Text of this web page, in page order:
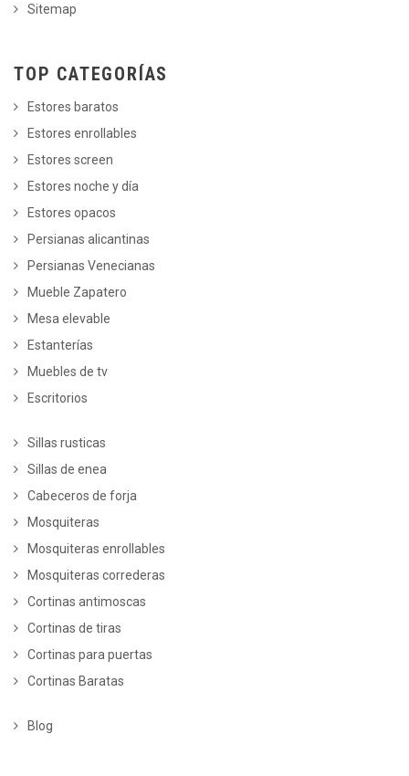
Sitemap
TOP CATEGORÍAS
Estores baratos
Estores enrollables
Estores screen
Estores noche y día
Estores opacos
Persianas alicantinas
Persianas Venecianas
Mueble Zapatero
Mesa elevable
Estanterías
Muebles de tv
Escritorios
Sillas rusticas
Sillas de enea
Cabeceros de forja
Mosquiteras
Mosquiteras enrollables
Mosquiteras correderas
Cortinas antimoscas
Cortinas de tiras
Cortinas para puertas
Cortinas Baratas
Blog